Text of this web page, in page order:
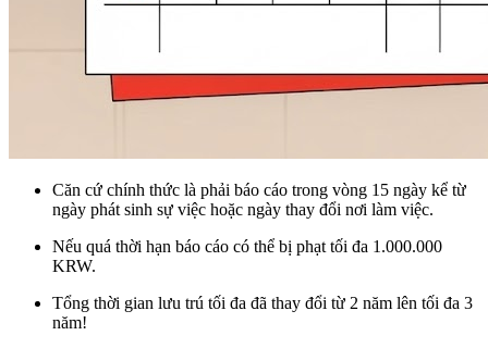
Căn cứ chính thức là phải báo cáo trong vòng 15 ngày kể từ
ngày phát sinh sự việc hoặc ngày thay đổi nơi làm việc.
Nếu quá thời hạn báo cáo có thể bị phạt tối đa 1.000.000
KRW.
Tổng thời gian lưu trú tối đa đã thay đổi từ 2 năm lên tối đa 3
năm!